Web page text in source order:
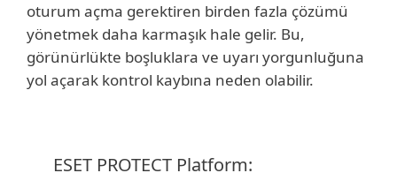
oturum açma gerektiren birden fazla çözümü
yönetmek daha karmaşık hale gelir. Bu,
görünürlükte boşluklara ve uyarı yorgunluğuna
yol açarak kontrol kaybına neden olabilir.
ESET PROTECT Platform: